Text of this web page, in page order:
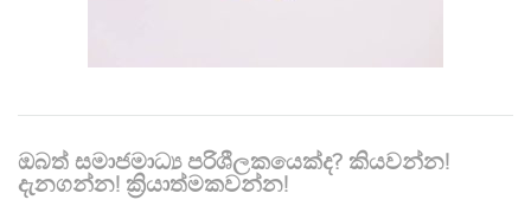
ඔබත් සමාජමාධ්‍ය පරිශීලකයෙක්ද? කියවන්න!
දැනගන්න! ක්‍රියාත්මකවන්න!